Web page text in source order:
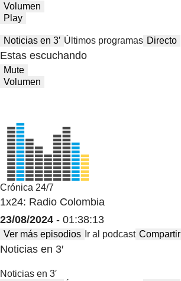
Volumen
Play
Noticias en 3′ Últimos programas Directo
Estas escuchando
Mute
Volumen
Crónica 24/7
1x24: Radio Colombia
23/08/2024 - 01:38:13
Ver más episodios Ir al podcast Compartir
Noticias en 3′
Noticias en 3′